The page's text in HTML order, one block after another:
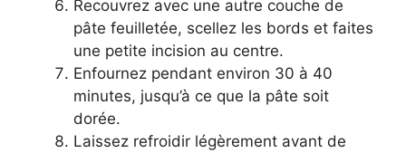
Recouvrez avec une autre couche de
pâte feuilletée, scellez les bords et faites
une petite incision au centre.
Enfournez pendant environ 30 à 40
minutes, jusqu’à ce que la pâte soit
dorée.
Laissez refroidir légèrement avant de